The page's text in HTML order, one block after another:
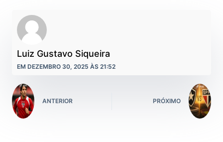
Luiz Gustavo Siqueira
EM DEZEMBRO 30, 2025 ÀS 21:52
ANTERIOR PRÓXIMO